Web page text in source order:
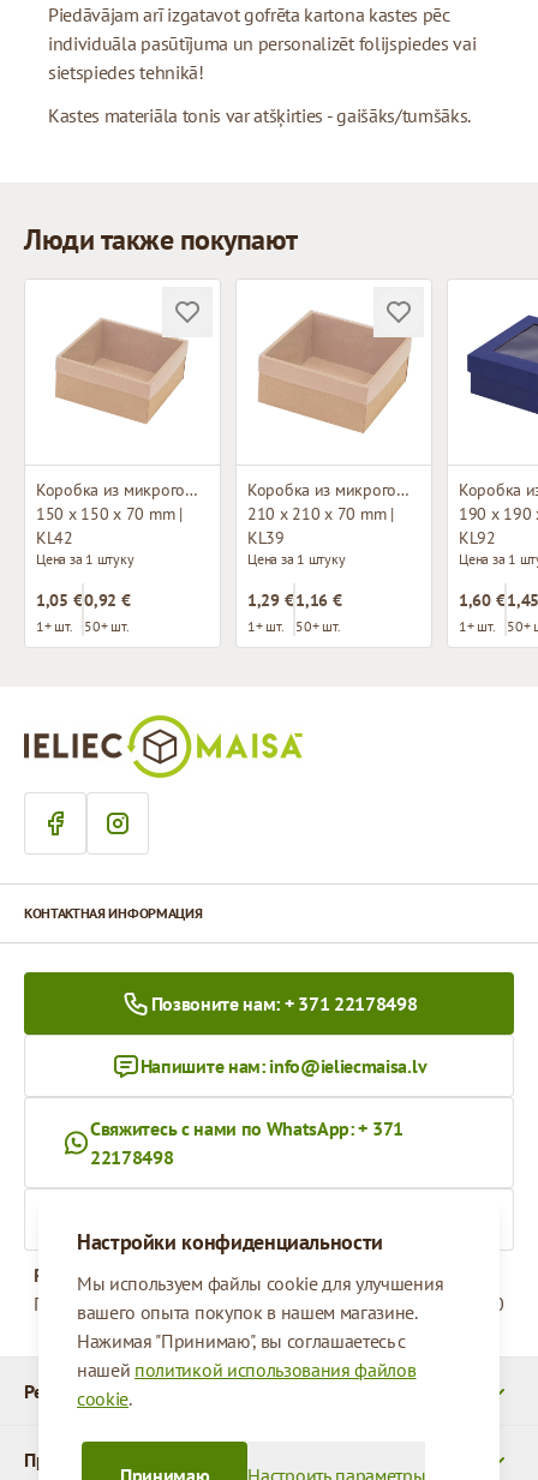
Piedāvājam arī izgatavot gofrēta kartona kastes pēc
individuāla pasūtījuma un personalizēt folijspiedes vai
sietspiedes tehnikā!
Kastes materiāla tonis var atšķirties - gaišāks/tumšāks.
Люди также покупают
Коробка из микрогофрокартона с окном
150 x 150 x 70 mm |
KL42
Цена за 1 штуку
1,05 €
1+ шт.
0,92 €
50+ шт.
Коробка из микрогофрокартона с окном
210 x 210 x 70 mm |
KL39
Цена за 1 штуку
1,29 €
1+ шт.
1,16 €
50+ шт.
190 x 190
KL92
Цена за 1
1,60 €
1+ шт. 50+
Настройки конфиденциальности
Мы используем файлы cookie для улучшения
вашего опыта покупок в нашем магазине.
Нажимая "Принимаю", вы соглашаетесь с
нашей политикой использования файлов
cookie.
Настроить параметры
Принимаю
Реквизиты
Продукты
КОНТАКТНАЯ ИНФОРМАЦИЯ
Позвоните нам: + 371 22178498
Напишите нам: info@ieliecmaisa.lv
Свяжитесь с нами по WhatsApp: + 371
22178498
Рабочее время
Понедельник - Пятница
09:00 - 17:00